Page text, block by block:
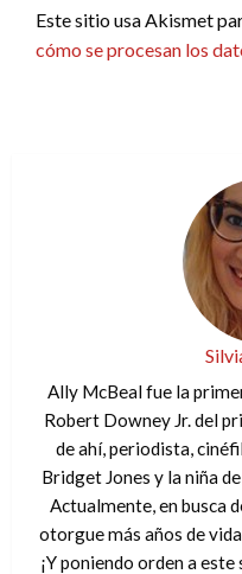
Este sitio usa Akismet
cómo se procesan los
Ally McBeal fue la
Robert Downey Jr. del
de ahí, periodista,
Bridget Jones y la niña
Actualmente, en busca
otorgue más años de
¡Y poniendo orden a